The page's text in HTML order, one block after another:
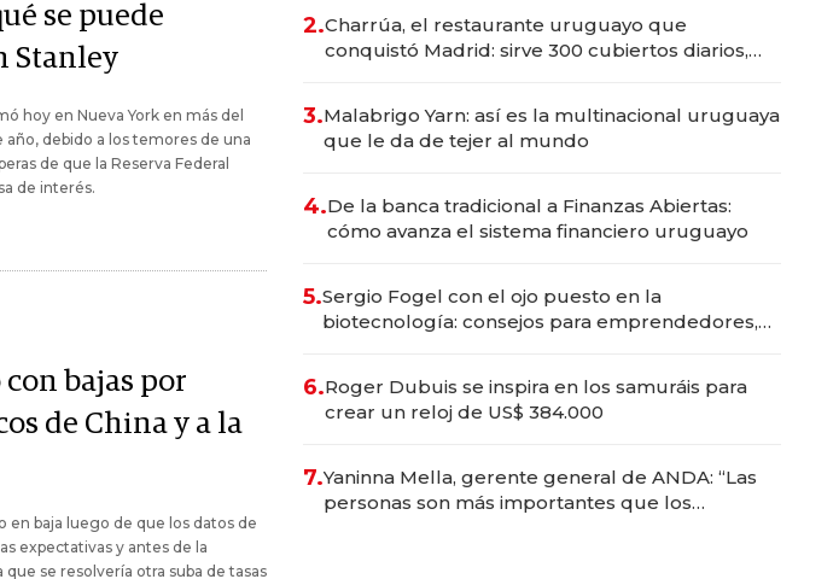
se puede
Stanley
hoy en Nueva York en más del
debido a los temores de una
de que la Reserva Federal
de interés.
bajas por
de China y a la
en baja luego de que los datos de
expectativas y antes de la
que se resolvería otra suba de tasas
2.Charrúa, el restaurante uruguayo que
conquistó Madrid: sirve 300 cubiertos diarios,
3.Malabrigo Yarn: así es la multinacional uruguaya
que le da de tejer al mundo
4.De la banca tradicional a Finanzas Abiertas:
cómo avanza el sistema financiero uruguayo
5.Sergio Fogel con el ojo puesto en la
biotecnología: consejos para emprendedores,
6.Roger Dubuis se inspira en los samuráis para
crear un reloj de US$ 384.000
7.Yaninna Mella, gerente general de ANDA: “Las
personas son más importantes que los